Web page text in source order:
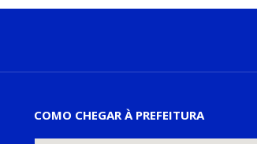
COMO CHEGAR À PREFEITURA